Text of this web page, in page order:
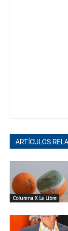
ARTÍCULOS
Columna X La Libre